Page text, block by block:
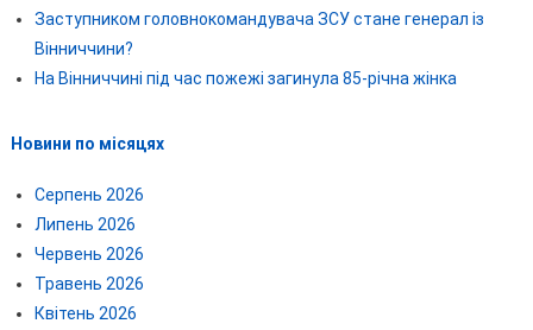
Заступником головнокомандувача ЗСУ стане генерал із
Вінниччини?
На Вінниччині під час пожежі загинула 85-річна жінка
Новини по місяцях
Серпень 2026
Липень 2026
Червень 2026
Травень 2026
Квітень 2026